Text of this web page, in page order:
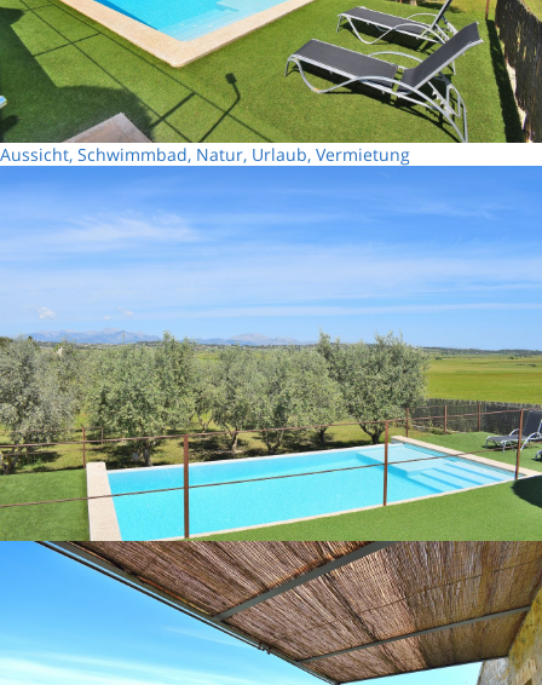
Aussicht, Schwimmbad, Natur, Urlaub, Vermietung